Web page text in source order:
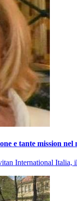
e tante mission nel
International Italia,